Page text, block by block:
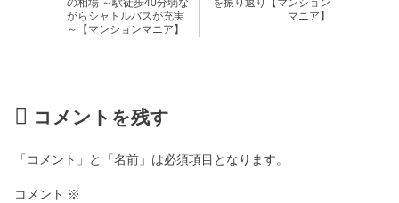
の相場 ～駅徒歩40分弱な
がらシャトルバスが充実
～【マンションマニア】
を振り返り【マンション
マニア】
コメントを残す
「コメント」と「名前」は必須項目となります。
コメント ※